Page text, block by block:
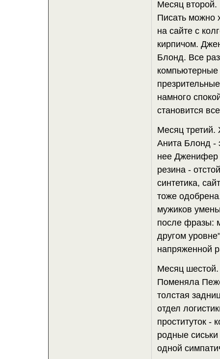
Месяц второй.
Писать можно
на сайте с
кирпичом.
Блонд. Все
намного
становится
Месяц
Анита Блонд -
нее Дженифер
резина -
синтетика,
тоже
мужиков
после фразы:
другом
напряженной
Месяц
Поменяла
толстая
отдел
проституток -
родные
одной